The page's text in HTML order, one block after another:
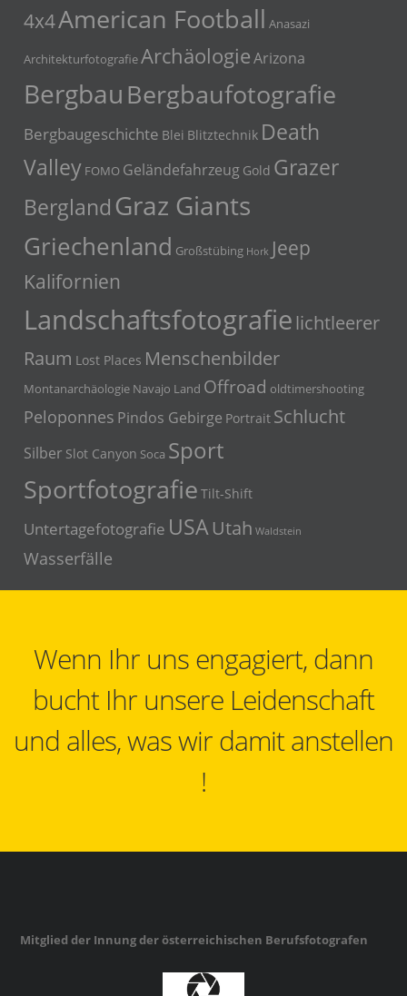
4x4American Football Anasazi
ArchitekturfotografieArchäologieArizona
BergbauBergbaufotografie
Bergbaugeschichte Blei Blitztechnik Death
Valley FOMO Geländefahrzeug Gold Grazer
Bergland Graz Giants
Griechenland Großstübing Hork Jeep
Kalifornien
Landschaftsfotografie lichtleerer
Raum Lost Places Menschenbilder
Montanarchäologie Navajo Land Offroad oldtimershooting
Peloponnes Pindos Gebirge Portrait Schlucht
Silber Slot Canyon Soca Sport
Sportfotografie Tilt-Shift
Untertagefotografie USAUtah Waldstein
Wasserfälle
Wenn Ihr uns engagiert, dann
bucht Ihr unsere Leidenschaft
und alles, was wir damit anstellen
!
Mitglied der Innung der österreichischen Berufsfotografen